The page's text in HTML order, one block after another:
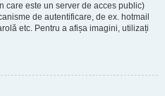
care este un server de acces public)
de autentificare, de ex. hotmail
etc. Pentru a afișa imagini, utilizați